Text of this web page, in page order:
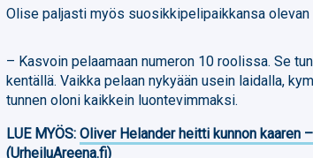
Olise paljasti myös suosikkipelipaikkansa
– Kasvoin pelaamaan numeron 10 roolissa. Se
kentällä. Vaikka pelaan nykyään usein laidalla,
tunnen oloni kaikkein luontevimmaksi.
LUE MYÖS:Oliver Helander heitti kunnon kaaren
(UrheiluAreena.fi)